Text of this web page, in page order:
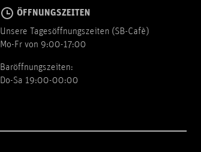
ÖFFNUNGSZEITEN
Unsere Tagesöffnungszeiten (SB-Cafè)
Mo-Fr von 9:00-17:00
Baröffnungszeiten:
Do-Sa 19:00-00:00